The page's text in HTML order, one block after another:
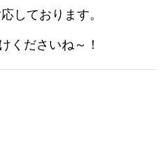
しております。
くださいね～！